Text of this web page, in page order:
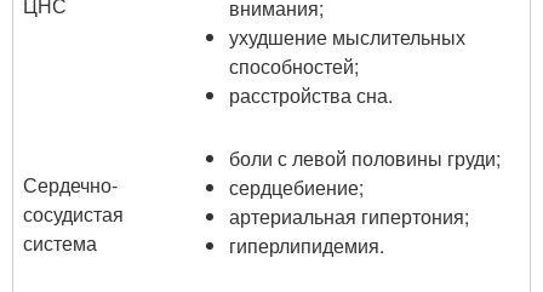
внимания;
ухудшение мыслительных
способностей;
расстройства сна.
Сердечно-
сосудистая
система
боли с левой половины груди;
сердцебиение;
артериальная гипертония;
гиперлипидемия.